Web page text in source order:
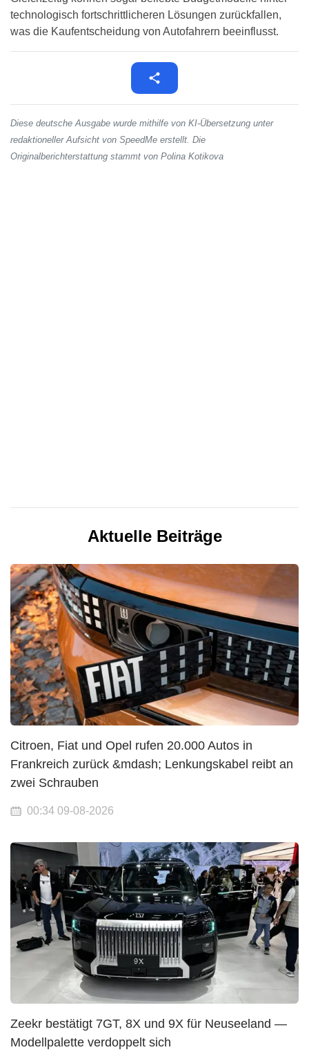
technologisch fortschrittlicheren Lösungen zurückfallen,
was die Kaufentscheidung von Autofahrern beeinflusst.
Diese deutsche Ausgabe wurde mithilfe von KI-Übersetzung unter
redaktioneller Aufsicht von SpeedMe erstellt. Die
Originalberichterstattung stammt von Polina Kotikova
Aktuelle Beiträge
Citroen, Fiat und Opel rufen 20.000 Autos in
Frankreich zurück &mdash; Lenkungskabel reibt an
zwei Schrauben
00:34 09-08-2026
Zeekr bestätigt 7GT, 8X und 9X für Neuseeland —
Modellpalette verdoppelt sich